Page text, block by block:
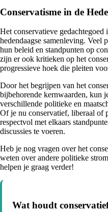
Conservatisme in de
Het conservatieve
hedendaagse samenleving. Veel
hun beleid en standpunten op
zijn er ook kritieken op het
progressieve hoek die pleiten
Door het begrijpen van het
bijbehorende kernwaarden, kun
verschillende politieke en
Of je nu conservatief, liberaal of
respectvol met elkaars
discussies te voeren.
Heb je nog vragen over het
weten over andere politieke
helpen je graag verder!
Wat houdt